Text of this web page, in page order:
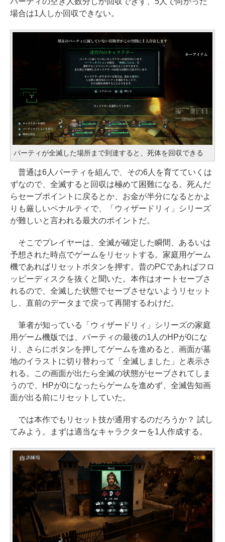
場合は1人しか回収できない。
パーティが全滅した場所まで到達すると、死体を回収できる
普通は6人パーティを組んで、その6人を育てていくは
ずなので、全滅すると回収は極めて困難になる。死んだ
らセーブポイントに戻るとか、お金が半分になるとかよ
りも厳しいペナルティで、「ウィザードリィ」シリーズ
が難しいと言われる最大のポイントだ。
そこでプレイヤーは、全滅が確定した瞬間、あるいは
予想された時点でゲームをリセットする。家庭用ゲーム
機であればリセットボタンを押す。昔のPCであればフロ
ッピーディスクを抜くと聞いた。本作はオートセーブさ
れるので、全滅した状態でセーブさせないようリセット
し、直前のデータまで戻って再開するわけだ。
筆者が知っている「ウィザードリィ」シリーズの家庭
用ゲーム機版では、パーティの最後の1人のHPが0にな
り、さらにボタンを押してゲームを進めると、画面が墓
地のイラストに切り替わって「全滅しました」と表示さ
れる。この画面が出たら全滅の状態がセーブされてしま
うので、HPが0になったらゲームを進めず、全滅告知画
面が出る前にリセットしていた。
では本作でもリセット技が通用するのだろうか？ 試し
てみよう。まずは適当なキャラクターを1人作成する。